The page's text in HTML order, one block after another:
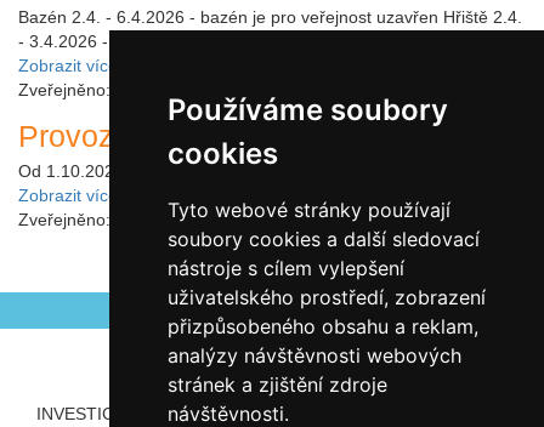
Používáme soubory
cookies
Tyto webové stránky používají
soubory cookies a další sledovací
nástroje s cílem vylepšení
uživatelského prostředí, zobrazení
přizpůsobeného obsahu a reklam,
analýzy návštěvnosti webových
stránek a zjištění zdroje
návštěvnosti.
Bazén 2.4. - 6.4.2026 - bazén je pro veřejnost uzavřen Hřiště 2.4.
- 3.4.2026 - 9:00 - 19:006.4.2026 - ZAVŘENO
Zobrazit více
Zveřejněno: 18.03.2026
Provoz hřiště od října
Od 1.10.2025 bude hřiště otevřeno jen do 19:00 hod.
Zobrazit více
Zveřejněno: 22.09.2025
INVESTICE ROZVOJE DO VZDĚLÁVÁNÍ